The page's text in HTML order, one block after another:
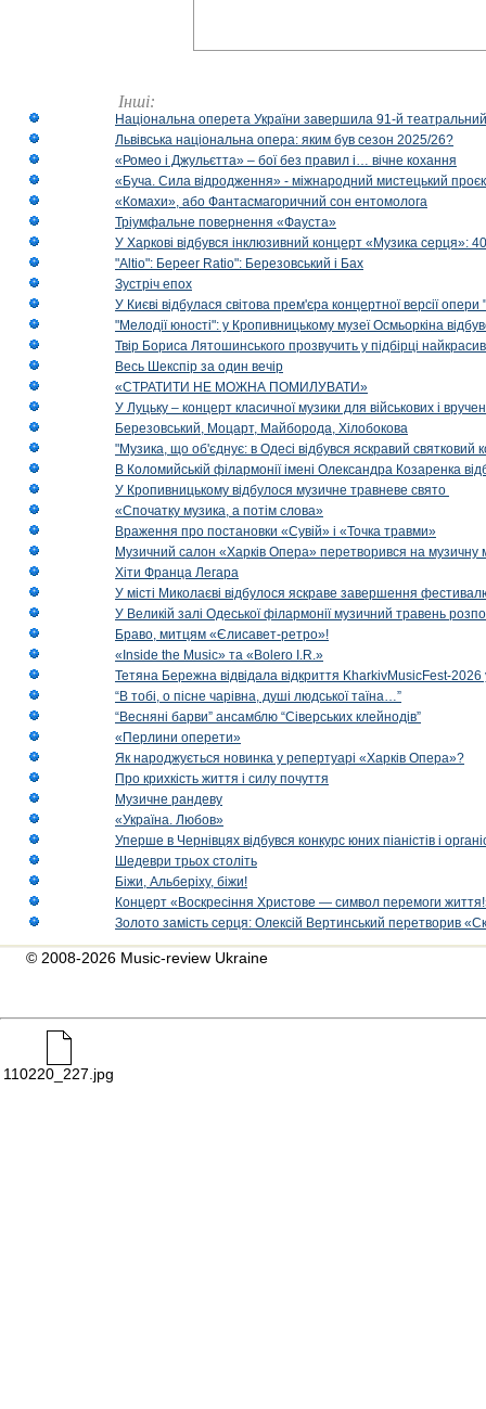
Інші:
Національна оперета України завершила 91-й
Львівська національна опера: яким був сезон 2025/26?
«Ромео і Джульєтта» – бої без правил і… вічне кохання
«Буча. Сила відродження» - міжнародний мистецький
«Комахи», або Фантасмагоричний сон ентомолога
Тріумфальне повернення «Фауста»
У Харкові відбувся інклюзивний концерт «Музика серця»:
"Altio": Береer Ratio": Березовський і Бах
Зустріч епох
У Києві відбулася світова прем'єра концертної версії
"Мелодії юності": у Кропивницькому музеї Осмьоркіна
Твір Бориса Лятошинського прозвучить у підбірці
Весь Шекспір за один вечір
«СТРАТИТИ НЕ МОЖНА ПОМИЛУВАТИ»
У Луцьку – концерт класичної музики для військових і
Березовський, Моцарт, Майборода, Хілобокова
"Музика, що об'єднує: в Одесі відбувся яскравий
В Коломийській філармонії імені Олександра Козаренка
У Кропивницькому відбулося музичне травневе свято
«Спочатку музика, а потім слова»
Враження про постановки «Сувій» і «Точка травми»
Музичний салон «Харків Опера» перетворився на музичну
Хіти Франца Легара
У місті Миколаєві відбулося яскраве завершення
У Великій залі Одеської філармонії музичний травень
Браво, митцям «Єлисавет-ретро»!
«Inside the Music» та «Bolero I.R.»
Тетяна Бережна відвідала відкриття KharkivMusicFest-2026
“В тобі, о пісне чарівна, душі людської таїна…”
“Весняні барви” ансамблю “Сіверських клейнодів”
«Перлини оперети»
Як народжується новинка у репертуарі «Харків Опера»?
Про крихкість життя і силу почуття
Музичне рандеву
«Україна. Любов»
Уперше в Чернівцях відбувся конкурс юних піаністів і
Шедеври трьох століть
Біжи, Альберіху, біжи!
Концерт «Воскресіння Христове — символ перемоги
Золото замість серця: Олексій Вертинський перетворив
© 2008-2026 Music-review Ukraine
110220_227.jpg